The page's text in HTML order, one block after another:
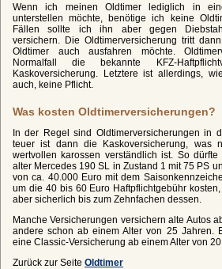
Wenn ich meinen Oldtimer lediglich in
unterstellen möchte, benötige ich keine
Fällen sollte ich ihn aber gegen
versichern. Die Oldtimerversicherung tritt
Oldtimer auch ausfahren möchte.
Normalfall die bekannte KFZ-
Kaskoversicherung. Letztere ist allerdings,
auch, keine Pflicht.
Was kosten Oldtimerversicherungen?
In der Regel sind Oldtimerversicherungen in
teuer ist dann die Kaskoversicherung, was
wertvollen karossen verständlich ist. So
alter Mercedes 190 SL in Zustand 1 mit 75 PS
von ca. 40.000 Euro mit dem
um die 40 bis 60 Euro Haftpflichtgebühr
aber sicherlich bis zum Zehnfachen dessen.
Manche Versicherungen versichern alte Autos
andere schon ab einem Alter von 25 Jahren.
eine Classic-Versicherung ab einem Alter von 20
Zurück zur Seite Oldtimer